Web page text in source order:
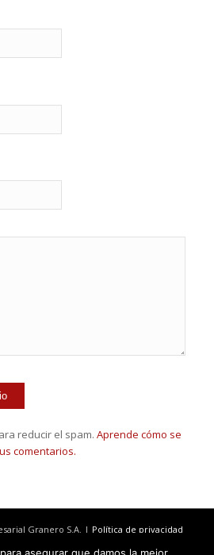
reducir el spam. Aprende cómo se
comentarios.
Granero S.A. | Política de privacidad
de calidad